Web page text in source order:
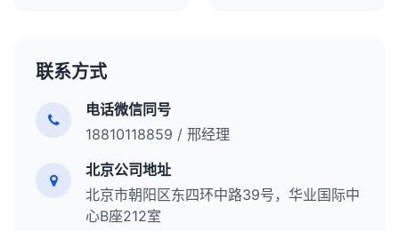
技术SEO工具
PageSpeed Insights。
总结来说，使用SEO工具进行竞争分析是了解竞争
landscape、识别机会和威胁、制定差异化策略的重
要过程。通过全面分析竞争对手的关键词策略、内容
策略、链接策略、技术SEO和用户体验，你可以制定
更有效的SEO计划，提高网站的搜索可见度和有机流
量。竞争分析应该是任何全面SEO策略的重要组成部
联系方式
电话微信同号
18810118859 / 邢经理
北京公司地址
北京市朝阳区东四环中路39号，华业国际中
心B座212室